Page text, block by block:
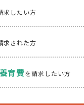
求したい方
求された方
育費を請求したい方